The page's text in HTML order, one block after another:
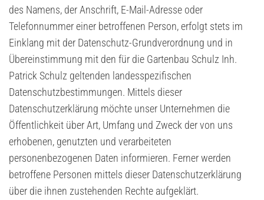
des Namens, der Anschrift, E-Mail-Adresse oder
Telefonnummer einer betroffenen Person, erfolgt stets im
Einklang mit der Datenschutz-Grundverordnung und in
Übereinstimmung mit den für die Gartenbau Schulz Inh.
Patrick Schulz geltenden landesspezifischen
Datenschutzbestimmungen. Mittels dieser
Datenschutzerklärung möchte unser Unternehmen die
Öffentlichkeit über Art, Umfang und Zweck der von uns
erhobenen, genutzten und verarbeiteten
personenbezogenen Daten informieren. Ferner werden
betroffene Personen mittels dieser Datenschutzerklärung
über die ihnen zustehenden Rechte aufgeklärt.